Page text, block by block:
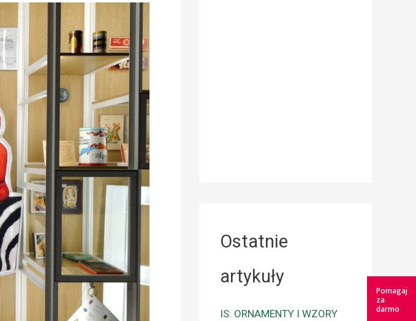
Ostatnie
artykuły
IS: ORNAMENTY I WZORY
Pomagaj
za
darmo